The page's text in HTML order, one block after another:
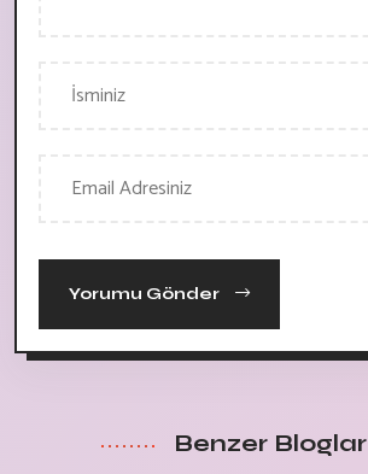
Yorumu Gönder
Benzer Bloglar